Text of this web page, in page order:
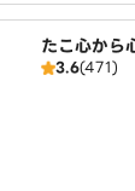
たこ心から
3.6(471)